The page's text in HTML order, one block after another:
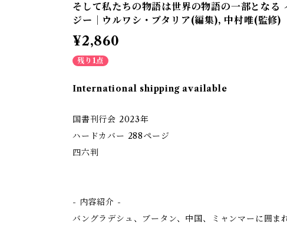
そして私たちの物語は世界の物語の一部となる
ジー｜ウルワシ・ブタリア(編集), 中村唯(監修)
¥2,860
残り1点
International shipping available
国書刊行会 2023年
ハードカバー 288ページ
四六判
- 内容紹介 -
バングラデシュ、ブータン、中国、ミャンマーに囲